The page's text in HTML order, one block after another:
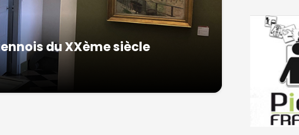
du XXème siècle